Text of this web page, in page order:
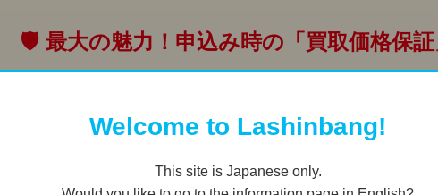
🛡️ 最大の魅力！申込み時の「買取価格保証
「なっとく買取」でお申込みいただいたアイテムを
お申込みいただいたその日の買取価格を保証
Welcome to Lashinbang!
This site is Japanese only.